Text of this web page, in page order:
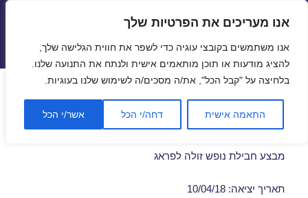
אנו מעריכים את הפרטיות שלך
אנו משתמשים בקובצי עוגיה כדי לשפר את חווית הגלישה שלך,
להציג מודעות או תוכן מותאמים אישית ולנתח את התנועה שלנו.
בלחיצה על "קבל הכל", את/ה מסכים/ה לשימוש שלנו בעוגיות.
התאמה אישית דחה/י הכל אשר/י הכל
תפריטים
ווידג'טים
חבילות נופש לפראג באפריל
10/04/2018
מבצע חבילת נופש זולה לפראג
תאריך יציאה: 10/04/18